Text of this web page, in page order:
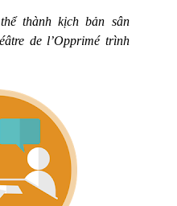
thành kịch bản sân
de l’Opprimé trình